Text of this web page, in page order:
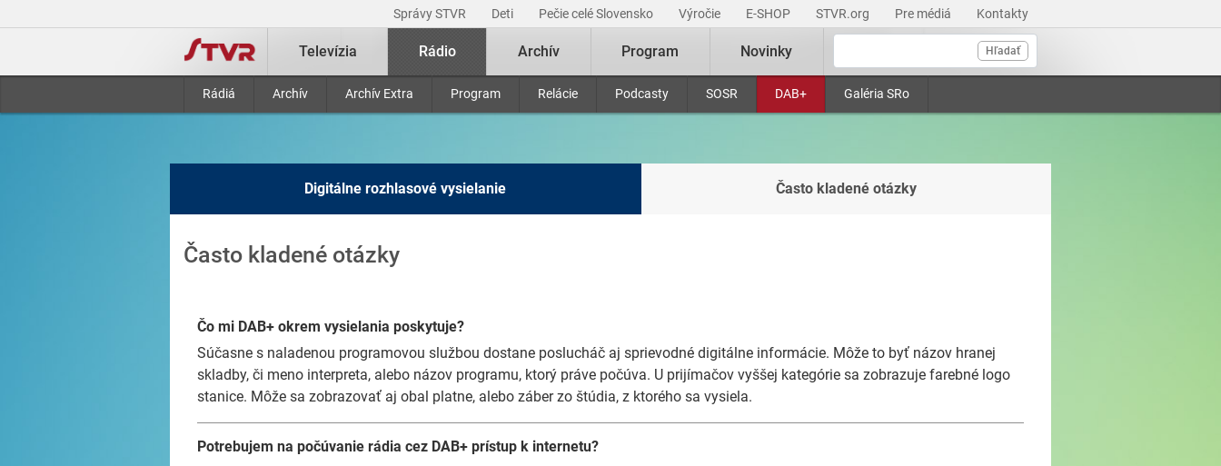
Správy STVR Deti Pečie celé Slovensko Výročie E-SHOP STVR.org Pre médiá Kontakty
Hľadať
Televízia Rádio
Rádiá Archív Archív Extra Program Relácie Podcasty SOSR DAB+ Galéria SRo
Archív Program Novinky
Digitálne rozhlasové vysielanie Často kladené otázky
Často kladené otázky
Čo mi DAB+ okrem vysielania poskytuje?
Súčasne s naladenou programovou službou dostane poslucháč aj sprievodné digitálne informácie. Môže to byť názov hranej
skladby, či meno interpreta, alebo názov programu, ktorý práve počúva. U prijímačov vyššej kategórie sa zobrazuje farebné logo
stanice. Môže sa zobrazovať aj obal platne, alebo záber zo štúdia, z ktorého sa vysiela.
Potrebujem na počúvanie rádia cez DAB+ prístup k internetu?